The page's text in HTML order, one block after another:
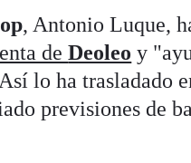
, Antonio Luque,
deDeoleo y
lo ha trasladado
previsiones de